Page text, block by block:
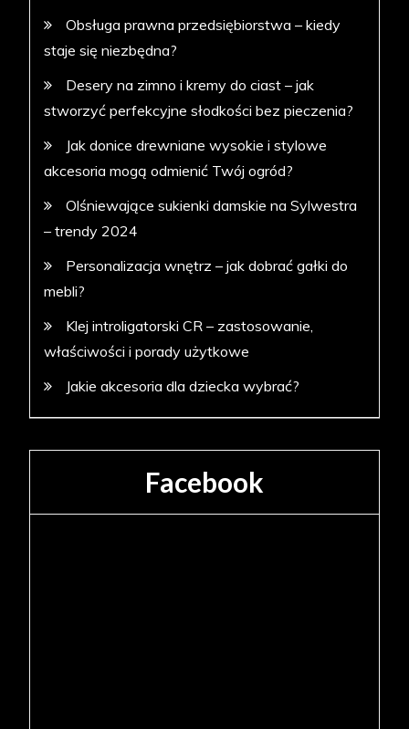
Obsługa prawna przedsiębiorstwa – kiedy
staje się niezbędna?
Desery na zimno i kremy do ciast – jak
stworzyć perfekcyjne słodkości bez pieczenia?
Jak donice drewniane wysokie i stylowe
akcesoria mogą odmienić Twój ogród?
Olśniewające sukienki damskie na Sylwestra
– trendy 2024
Personalizacja wnętrz – jak dobrać gałki do
mebli?
Klej introligatorski CR – zastosowanie,
właściwości i porady użytkowe
Jakie akcesoria dla dziecka wybrać?
Facebook